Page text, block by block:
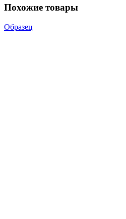
Похожие товары
Образец